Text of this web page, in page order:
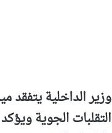
وزير الداخلية يتفقد
التقلبات الجوية ويؤكد